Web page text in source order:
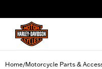
Home/Motorcycle Parts &